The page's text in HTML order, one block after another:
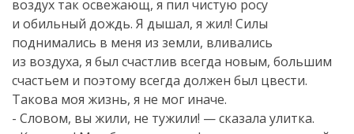
воздух так освежающ, я пил чистую росу
и обильный дождь. Я дышал, я жил! Силы
поднимались в меня из земли, вливались
из воздуха, я был счастлив всегда новым, большим
счастьем и поэтому всегда должен был цвести.
Такова моя жизнь, я не мог иначе.
- Словом, вы жили, не тужили! — сказала улитка.